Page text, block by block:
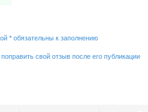
* обязательны к заполнению
свой отзыв после его публикации